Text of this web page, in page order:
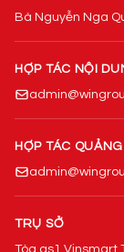
Bà Nguyễn Nga
HỢP TÁC NỘI
HỢP TÁC
TRỤ SỞ